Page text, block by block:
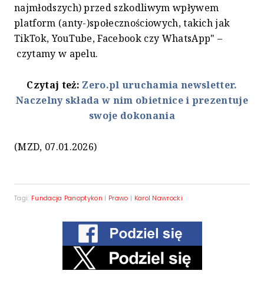
najmłodszych) przed szkodliwym wpływem
platform (anty-)społecznościowych, takich jak
TikTok, YouTube, Facebook czy WhatsApp" –
czytamy w apelu.
Czytaj też: Zero.pl uruchamia newsletter.
Naczelny składa w nim obietnice i prezentuje
swoje dokonania
(MZD, 07.01.2026)
Tagi: Fundacja Panoptykon | Prawo | Karol Nawrocki